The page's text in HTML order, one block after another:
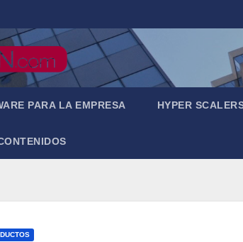
PARA LA EMPRESA HYPER